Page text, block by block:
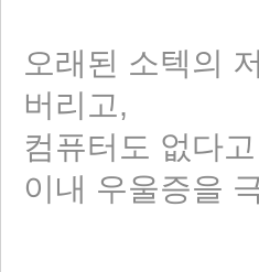
오래된 소텍의
버리고,
컴퓨터도 없다
이내 우울증을